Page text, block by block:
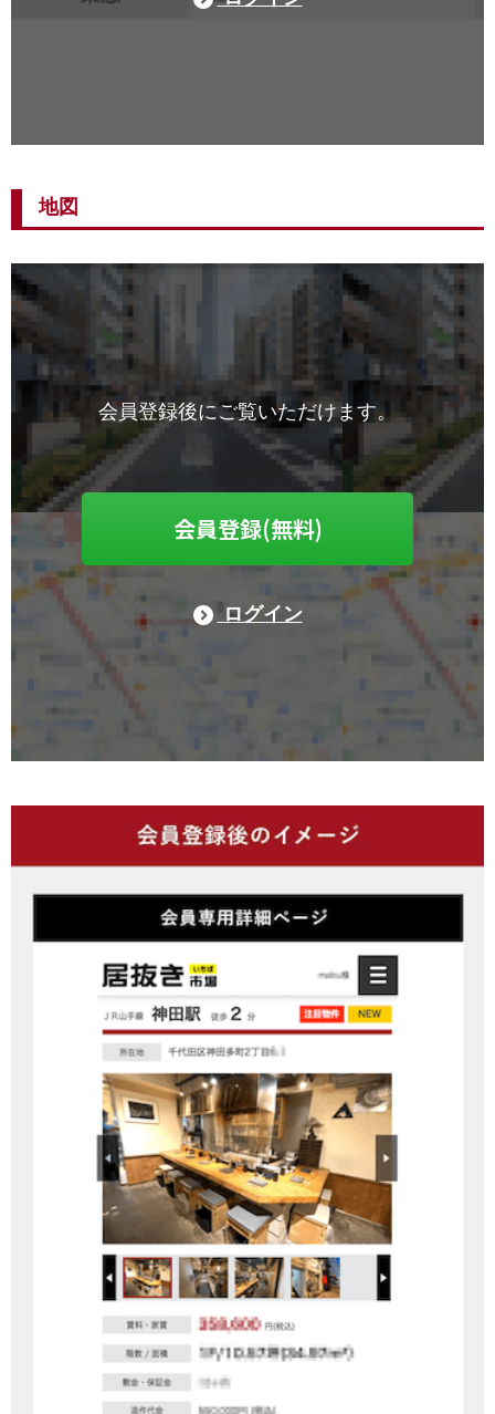
地図
会員登録後にご覧いただけます。
会員登録(無料)
ログイン